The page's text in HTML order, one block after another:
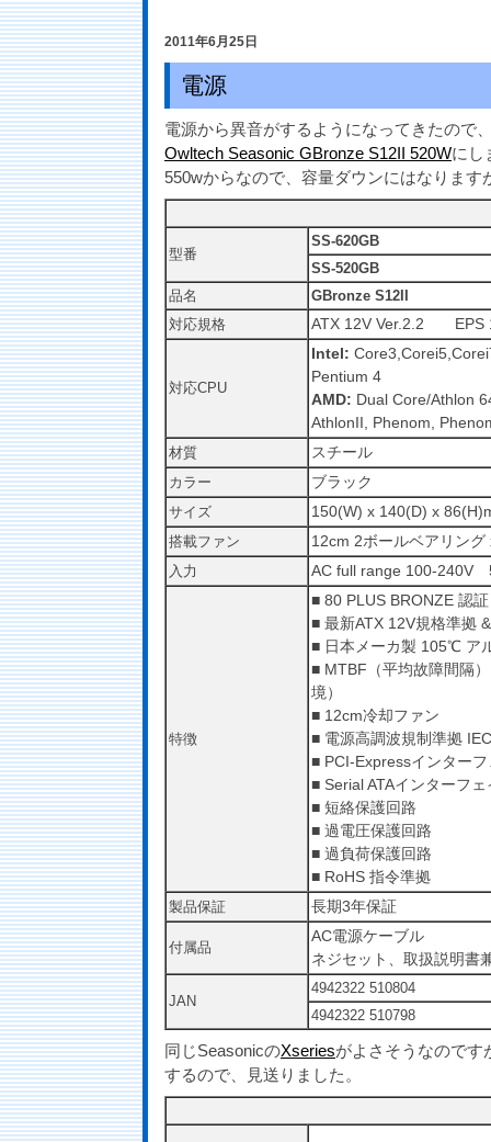
2011年6月25日
電源
電源から異音がするようになってきたので
Owltech Seasonic GBronze S12II 520Wにし
550wからなので、容量ダウンにはなります
型番
SS-620GB
SS-520GB
品名
GBronze S12II
対応規格
ATX 12V Ver.2.2 EPS
対応CPU
Intel:
Pentium 4
AMD: Dual Core/Athlon
AthlonII, Phenom,
材質 スチール
カラー ブラック
サイズ 150(W) x 140(D) x
搭載ファン 12cm 2ボールベアリング
入力 AC full range 100-
特徴
■ 80 PLUS BRONZE 認証
■ 最新ATX 12V規格準拠
■ 日本メーカ製 105℃ ア
■ MTBF（平均故障間隔
境）
■ 12cm冷却ファン
■ 電源高調波規制準拠
■ PCI-Expressインター
■ Serial ATAインターフ
■ 短絡保護回路
■ 過電圧保護回路
■ 過負荷保護回路
■ RoHS 指令準拠
製品保証 長期3年保証
付属品
AC電源ケーブル
ネジセット、取扱説明書
JAN
4942322 510804
4942322 510798
同じSeasonicのXseriesがよさそうなのです
するので、見送りました。